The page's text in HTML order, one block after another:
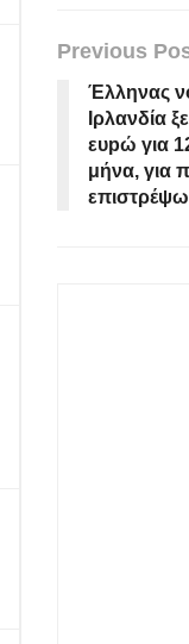
Previous
Έλληνας
Ιρλανδία
ευpώ για
μήνα, για